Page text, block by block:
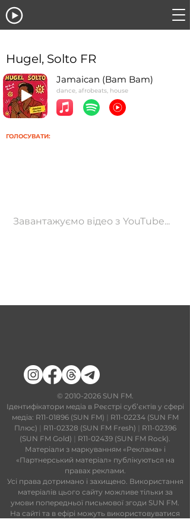
Hugel, Solto FR
Jamaican (Bam Bam)
dance, afrobeats, house
ГОЛОСУВАТИ:
Завантажуємо відео з YouTube...
​© 2010-2026SUN FM.
Ідентифікатори медіа в Реєстрі суб’єктів у сфері
медіа: R11-01896 (SUN FM) | R11-02234 (SUN FM
Плюс) | R11-02328 (SUN FM Fresh) | R11-02396
(SUN FM Gold) | R11-02439 (SUN FM Rock).
Матеріали з маркуванням «Реклама» і
«Партнерський матеріал» публікуються на
правах реклами.
Усі права дотримано і захищено. Використання
матеріалів цього сайту можливе тільки за
умови попередньої письмової згоди SUN FM.
На сайті та в ефірі можуть використовуватися